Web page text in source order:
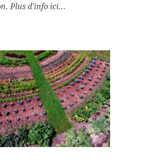
Plus d'info ici...